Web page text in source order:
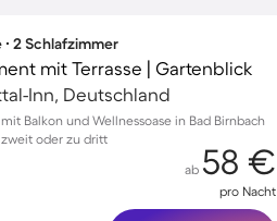
∙ 2 Schlafzimmer
mit Terrasse | Gartenblick
Inn, Deutschland
Balkon und Wellnessoase in Bad Birnbach
oder zu dritt
ab 58 €
pro Nacht